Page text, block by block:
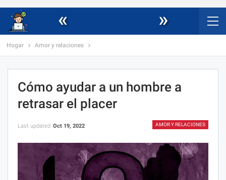
« »
Hogar Amor y relaciones
Cómo ayudar a un hombre a
retrasar el placer
AMOR Y RELACIONES
Last updated Oct 19, 2022